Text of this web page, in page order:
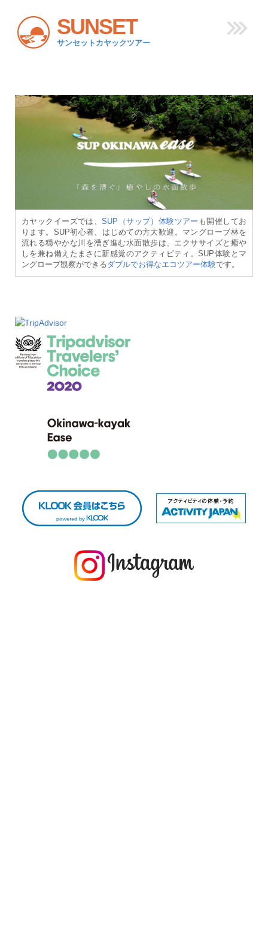
SUNSET
サンセットカヤックツアー
カヤックイーズでは、SUP（サップ）体験ツアー も開催してお
ります。SUP初心者、はじめての方大歓迎。マングローブ林を
流れる穏やかな川を漕ぎ進む水面散歩は、エクササイズと癒や
しを兼ね備えたまさに新感覚のアクティビティ。SUP体験とマ
ングローブ観察ができるダブルでお得なエコツアー体験です。